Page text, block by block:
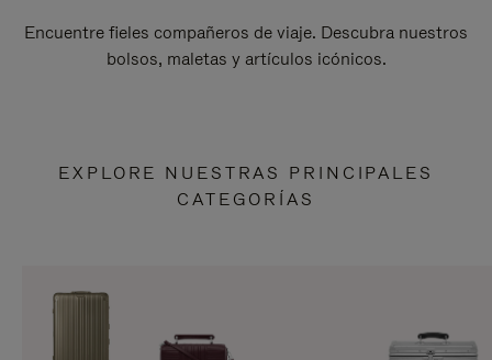
Encuentre fieles compañeros de viaje. Descubra nuestros
bolsos, maletas y artículos icónicos.
EXPLORE NUESTRAS PRINCIPALES
CATEGORÍAS